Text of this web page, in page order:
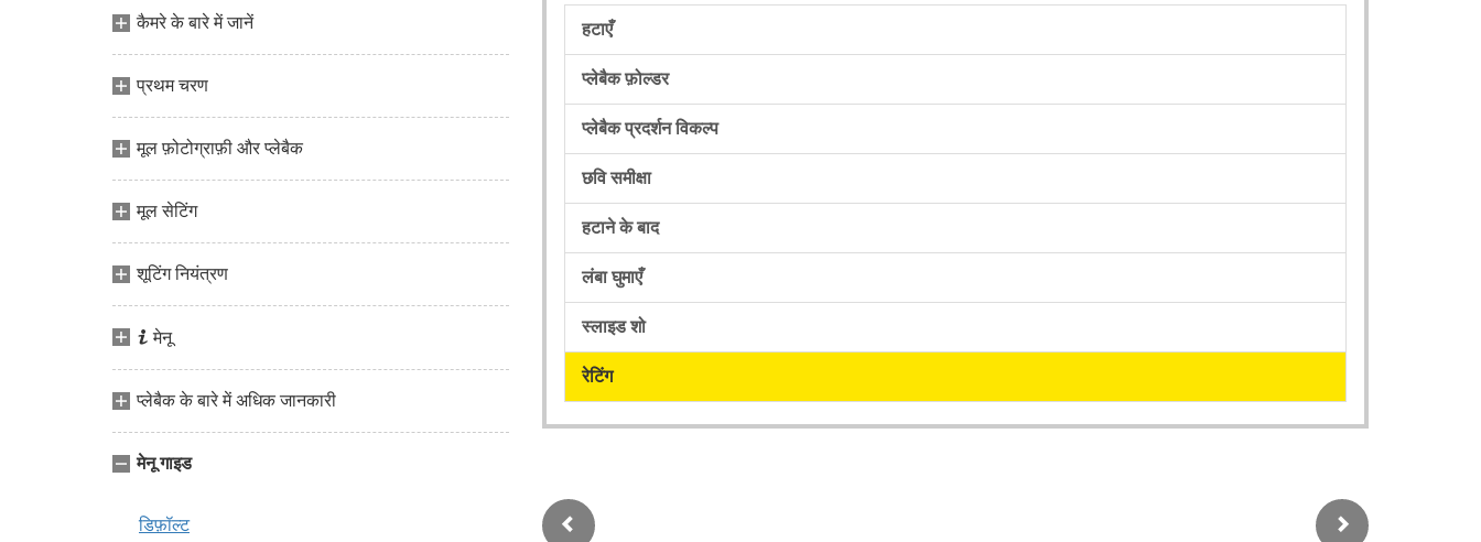
कैमरे के बारे में जानें
प्रथम चरण
मूल फ़ोटोग्राफ़ी और प्लेबैक
मूल सेटिंग
शूटिंग नियंत्रण
i मेनू
प्लेबैक के बारे में अधिक जानकारी
मेनू गाइड
डिफ़ॉल्ट
हटाएँ
प्लेबैक फ़ोल्डर
प्लेबैक प्रदर्शन विकल्प
छवि समीक्षा
हटाने के बाद
लंबा घुमाएँ
स्लाइड शो
रेटिंग